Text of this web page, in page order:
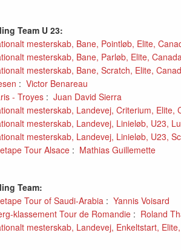
Team U 23:
mesterskab, Bane, Pointløb, Elite,
mesterskab, Bane, Parløb, Elite,
mesterskab, Bane, Scratch, Elite,
: Victor Benareau
- Troyes : Juan David Sierra
mesterskab, Landevej, Criterium, Elite,
mesterskab, Landevej, Linieløb, U23,
mesterskab, Landevej, Linieløb, U23,
Tour Alsace : Mathias Guillemette
Team:
Tour of Saudi-Arabia : Yannis Voisard
klassement Tour de Romandie : Roland
mesterskab, Landevej, Enkeltstart,